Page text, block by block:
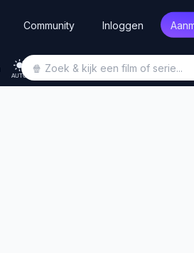
Community Inloggen
AUTO